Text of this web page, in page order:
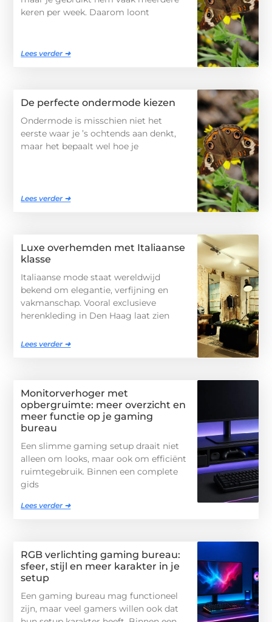
keren per week. Daarom loont
Lees verder ➜
De perfecte ondermode kiezen
Ondermode is misschien niet het
eerste waar je ’s ochtends aan denkt,
maar het bepaalt wel hoe je
Lees verder ➜
Luxe overhemden met Italiaanse
klasse
Italiaanse mode staat wereldwijd
bekend om elegantie, verfijning en
vakmanschap. Vooral exclusieve
herenkleding in Den Haag laat zien
Lees verder ➜
Monitorverhoger met
opbergruimte: meer overzicht en
meer functie op je gaming
bureau
Een slimme gaming setup draait niet
alleen om looks, maar ook om efficiënt
ruimtegebruik. Binnen een complete
gids
Lees verder ➜
RGB verlichting gaming bureau:
sfeer, stijl en meer karakter in je
setup
Een gaming bureau mag functioneel
zijn, maar veel gamers willen ook dat